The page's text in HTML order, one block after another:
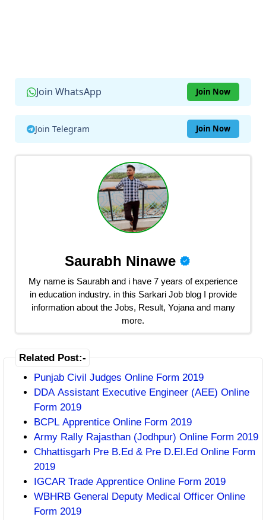
Join WhatsApp Join Now
Join Telegram Join Now
Saurabh Ninawe
My name is Saurabh and i have 7 years of experience
in education industry. in this Sarkari Job blog I provide
information about the Jobs, Result, Yojana and many
more.
Related Post:-
Punjab Civil Judges Online Form 2019
DDA Assistant Executive Engineer (AEE) Online
Form 2019
BCPL Apprentice Online Form 2019
Army Rally Rajasthan (Jodhpur) Online Form 2019
Chhattisgarh Pre B.Ed & Pre D.El.Ed Online Form
2019
IGCAR Trade Apprentice Online Form 2019
WBHRB General Deputy Medical Officer Online
Form 2019